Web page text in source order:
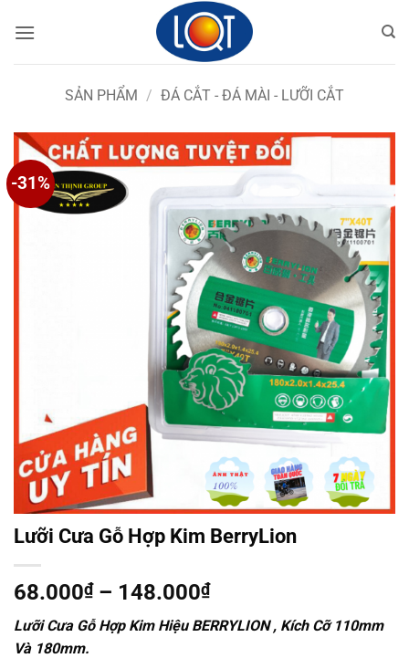
qua
SẢN PHẨM / ĐÁ CẮT - ĐÁ MÀI - LƯỠI CẮT
-31%
Lưỡi Cưa Gỗ Hợp Kim BerryLion
68.000₫ – 148.000₫Khoảng
giá:
từ
Lưỡi Cưa Gỗ Hợp Kim Hiệu BERRYLION , Kích Cỡ 110mm
Và 180mm.